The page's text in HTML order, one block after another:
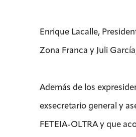
Enrique Lacalle,
Zona Franca y Juli
Además de los
exsecretario general y
FETEIA-OLTRA y que